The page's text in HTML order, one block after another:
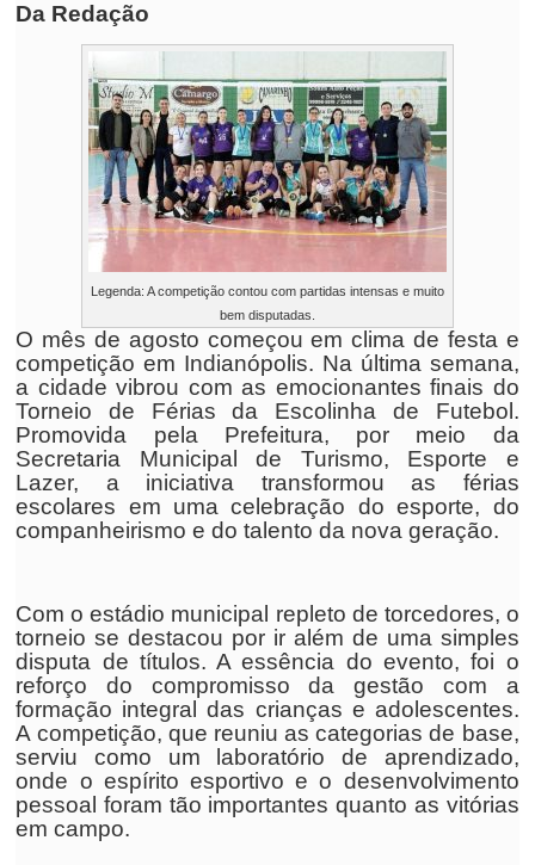
Da Redação
Legenda: A competição contou com partidas intensas e muito
bem disputadas.
O mês de agosto começou em clima de festa e
competição em Indianópolis. Na última semana,
a cidade vibrou com as emocionantes finais do
Torneio de Férias da Escolinha de Futebol.
Promovida pela Prefeitura, por meio da
Secretaria Municipal de Turismo, Esporte e
Lazer, a iniciativa transformou as férias
escolares em uma celebração do esporte, do
companheirismo e do talento da nova geração.
Com o estádio municipal repleto de torcedores, o
torneio se destacou por ir além de uma simples
disputa de títulos. A essência do evento, foi o
reforço do compromisso da gestão com a
formação integral das crianças e adolescentes.
A competição, que reuniu as categorias de base,
serviu como um laboratório de aprendizado,
onde o espírito esportivo e o desenvolvimento
pessoal foram tão importantes quanto as vitórias
em campo.